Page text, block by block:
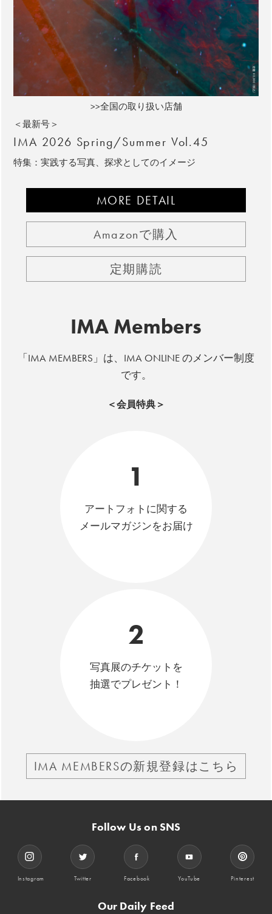
>>全国の取り扱い店舗
＜最新号＞
IMA 2026 Spring/Summer Vol.45
特集：実践する写真、探求としてのイメージ
MORE DETAIL
Amazonで購入
定期購読
IMA Members
「IMA MEMBERS」は、IMA ONLINE のメンバー制度
です。
＜会員特典＞
1
アートフォトに関する
メールマガジンをお届け
2
写真展のチケットを
抽選でプレゼント！
IMA MEMBERSの新規登録はこちら
Follow Us on SNS
Instagram Twitter Facebook YouTube Pinterest
Our Daily Feed